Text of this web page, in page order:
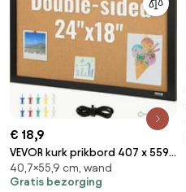
€ 18,9
VEVOR kurk prikbord 407 x 559
mm, kurk prikbord houten
frame, kurk prikbord, kurkbord
40,7×55,9 cm, wand
Gratis bezorging